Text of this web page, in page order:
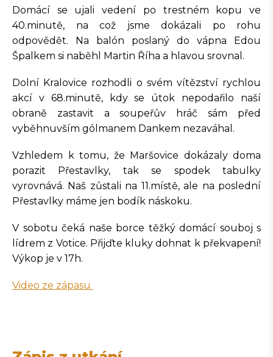
Domácí se ujali vedení po trestném kopu ve
40.minutě, na což jsme dokázali po rohu
odpovědět. Na balón poslaný do vápna Edou
Špalkem si naběhl Martin Říha a hlavou srovnal.
Dolní Kralovice rozhodli o svém vítězství rychlou
akcí v 68.minutě, kdy se útok nepodařilo naší
obraně zastavit a soupeřův hráč sám před
vyběhnuvším gólmanem Dankem nezaváhal.
Vzhledem k tomu, že Maršovice dokázaly doma
porazit Přestavlky, tak se spodek tabulky
vyrovnává. Naš zůstali na 11.místě, ale na poslední
Přestavlky máme jen bodík náskoku.
V sobotu čeká naše borce těžký domácí souboj s
lídrem z Votice. Přijďte kluky dohnat k překvapení!
Výkop je v 17h.
Video ze zápasu